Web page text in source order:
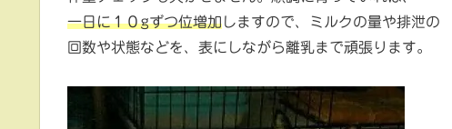
一日に１０gずつ位増加しますので、ミルクの量や排泄の
回数や状態などを、表にしながら離乳まで頑張ります。